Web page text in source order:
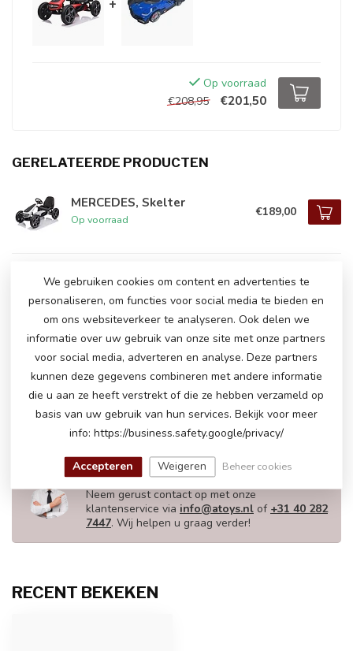
+
Op voorraad
€208,95
€201,50
GERELATEERDE PRODUCTEN
MERCEDES, Skelter
Op voorraad
€189,00
ROLLZONE drift Go-Kart
Op voorraad
€350,00
€285,00
skelter / Go-Kart / trap
skelter
Op voorraad
€220,00
HEEFT U NOG VRAGEN OVER DIT
PRODUCT!
Neem gerust contact op met onze
klantenservice via info@atoys.nl of +31 40 282
7447. Wij helpen u graag verder!
RECENT BEKEKEN
We gebruiken cookies om content en advertenties te
personaliseren, om functies voor social media te bieden en
om ons websiteverkeer te analyseren. Ook delen we
informatie over uw gebruik van onze site met onze partners
voor social media, adverteren en analyse. Deze partners
kunnen deze gegevens combineren met andere informatie
die u aan ze heeft verstrekt of die ze hebben verzameld op
basis van uw gebruik van hun services. Bekijk voor meer
info: https://business.safety.google/privacy/
Accepteren Weigeren Beheer cookies